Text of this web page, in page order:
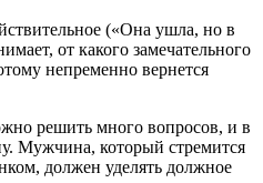
(«Она ушла, но в
от какого замечательного
непременно вернется
решить много вопросов, и в
Мужчина, который стремится
должен уделять должное